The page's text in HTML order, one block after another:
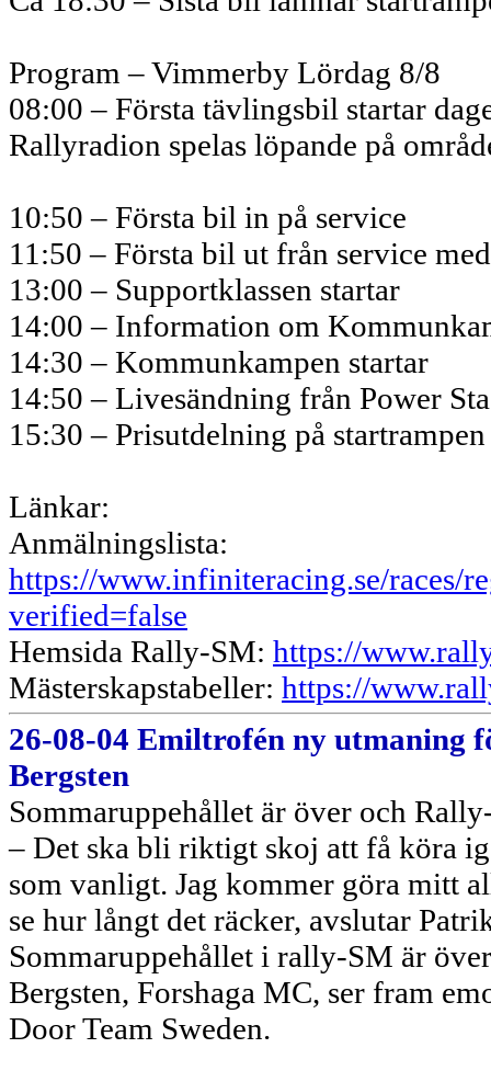
Program – Vimmerby Lördag 8/8
08:00 – Första tävlingsbil startar
Rallyradion spelas löpande på
10:50 – Första bil in på service
11:50 – Första bil ut från service
13:00 – Supportklassen startar
14:00 – Information om
14:30 – Kommunkampen startar
14:50 – Livesändning från Power
15:30 – Prisutdelning på startrampen
Länkar:
Anmälningslista:
https://www.infiniteracing.se/races/
verified=false
Hemsida Rally-SM: https://
Mästerskapstabeller: https://
26-08-04 Emiltrofén ny utmaning
Bergsten
Sommaruppehållet är över och
– Det ska bli riktigt skoj att få köra
som vanligt. Jag kommer göra mitt
se hur långt det räcker, avslutar
Sommaruppehållet i rally-SM är
Bergsten, Forshaga MC, ser fram
Door Team Sweden.